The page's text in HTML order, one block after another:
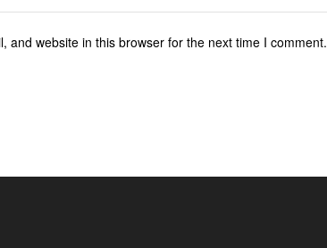
and website in this browser for the next time I comment.